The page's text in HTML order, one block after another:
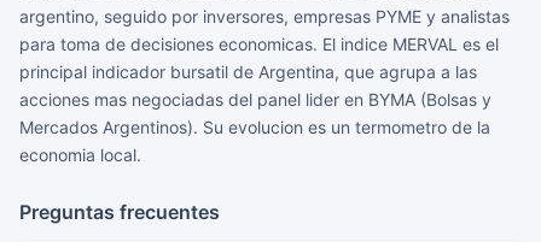
argentino, seguido por inversores, empresas PYME y analistas
para toma de decisiones economicas. El indice MERVAL es el
principal indicador bursatil de Argentina, que agrupa a las
acciones mas negociadas del panel lider en BYMA (Bolsas y
Mercados Argentinos). Su evolucion es un termometro de la
economia local.
Preguntas frecuentes